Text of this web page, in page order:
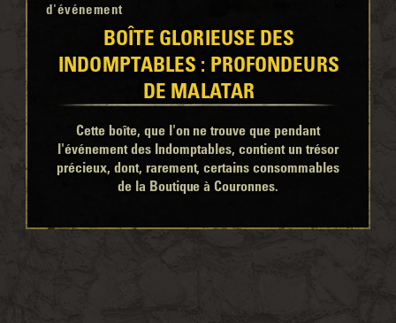
d'événement
BOÎTE GLORIEUSE DES
INDOMPTABLES : PROFONDEURS
DE MALATAR
Cette boîte, que l'on ne trouve que pendant
l'événement des Indomptables, contient un trésor
précieux, dont, rarement, certains consommables
de la Boutique à Couronnes.